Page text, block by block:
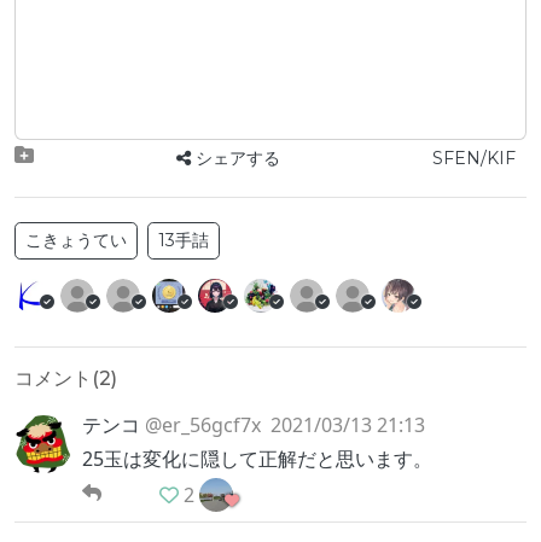
シェアする SFEN/KIF
こきょうてい 13手詰
コメント(2)
テンコ @er_56gcf7x 2021/03/13 21:13
25玉は変化に隠して正解だと思います。
2